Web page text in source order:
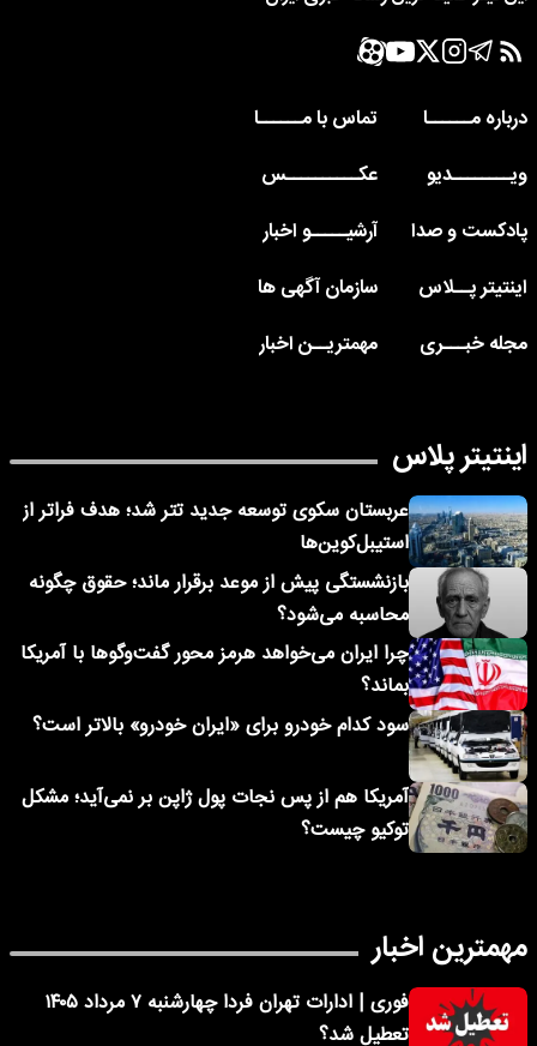
درباره مــــــا
تماس با مــــــا
ویــــــــدیو
عکــــــــــس
پادکست و صدا
آرشیـــــو اخبار
اینتیتر پــلاس
سازمان آگهی ها
مجله خبـــری
مهمتریــن اخبار
اینتیتر پلاس
عربستان سکوی توسعه جدید تتر شد؛ هدف فراتر از
استیبل‌کوین‌ها
بازنشستگی پیش از موعد برقرار ماند؛ حقوق چگونه
محاسبه می‌شود؟
چرا ایران می‌خواهد هرمز محور گفت‌وگوها با آمریکا
بماند؟
سود کدام خودرو برای «ایران خودرو» بالاتر است؟
آمریکا هم از پس نجات پول ژاپن بر نمی‌آید؛ مشکل
توکیو چیست؟
مهمترین اخبار
فوری | ادارات تهران فردا چهارشنبه ۷ مرداد ۱۴۰۵
تعطیل شد؟